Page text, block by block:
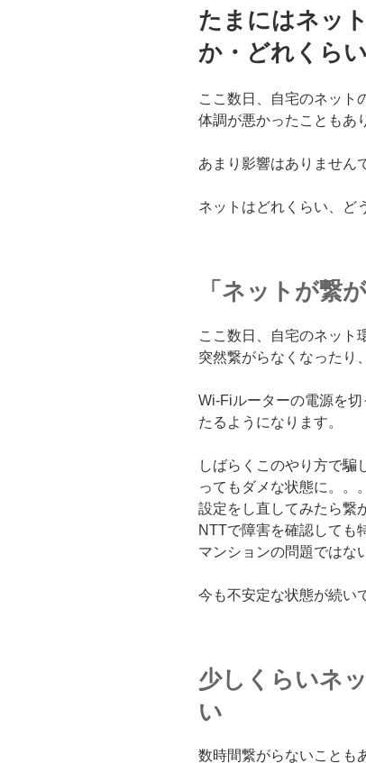
稿
日:
たまにはネッ
か・どれくら
ここ数日、自宅のネット
体調が悪かったこともあ
あまり影響はありません
ネットはどれくらい、ど
「ネットが繋
ここ数日、自宅のネット
突然繋がらなくなったり
Wi-Fiルーターの電源を
たるようになります。
しばらくこのやり方で騙
ってもダメな状態に。。。
設定をし直してみたら繋
NTTで障害を確認しても
マンションの問題ではな
今も不安定な状態が続い
少しくらいネ
い
数時間繋がらないことも